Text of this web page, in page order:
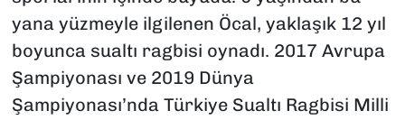
yana yüzmeyle ilgilenen Öcal, yaklaşık 12 yıl
boyunca sualtı ragbisi oynadı. 2017 Avrupa
Şampiyonası ve 2019 Dünya
Şampiyonası’nda Türkiye Sualtı Ragbisi Milli